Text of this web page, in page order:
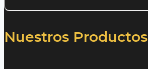
Nuestros Productos